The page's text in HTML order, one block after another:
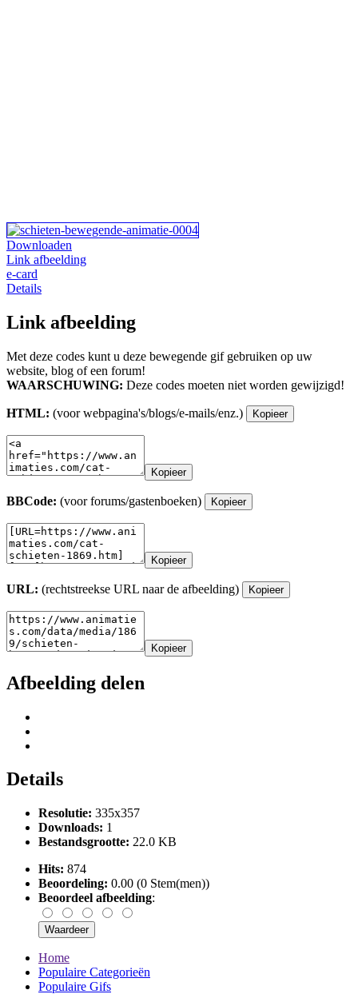
Downloaden
Link afbeelding
e-card
Details
Link afbeelding
Met deze codes kunt u deze bewegende gif gebruiken op uw
website, blog of een forum!
WAARSCHUWING: Deze codes moeten niet worden gewijzigd!
HTML: (voor webpagina's/blogs/e-mails/enz.) Kopieer
Kopieer
BBCode: (voor forums/gastenboeken) Kopieer
Kopieer
URL: (rechtstreekse URL naar de afbeelding) Kopieer
Kopieer
Afbeelding delen
Details
Resolutie: 335x357
Downloads: 1
Bestandsgrootte: 22.0 KB
Hits: 874
Beoordeling: 0.00 (0 Stem(men))
Beoordeel afbeelding:
Home
Populaire Categorieën
Populaire Gifs